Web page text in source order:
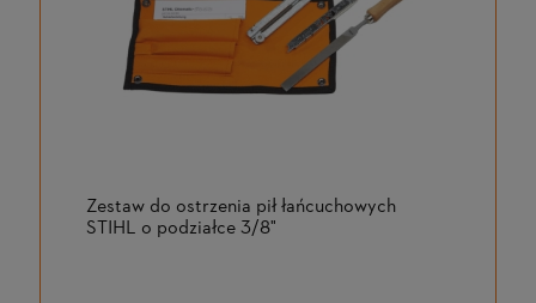
Zestaw do ostrzenia pił łańcuchowych
STIHL o podziałce 3/8"